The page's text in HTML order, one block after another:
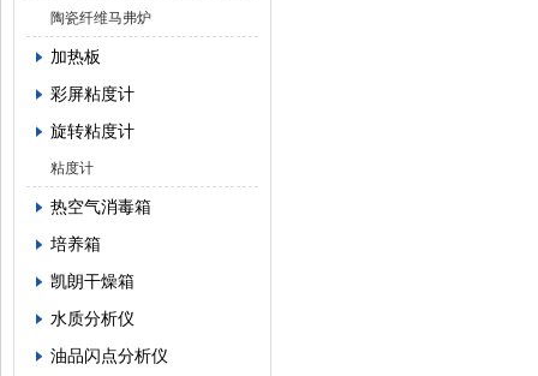
陶瓷纤维马弗炉
加热板
彩屏粘度计
旋转粘度计
粘度计
热空气消毒箱
培养箱
凯朗干燥箱
水质分析仪
油品闪点分析仪